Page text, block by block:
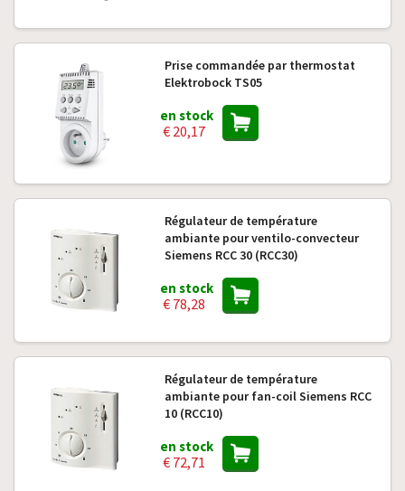
Prise commandée par thermostat
Elektrobock TS05
en stock
€ 20,17
Régulateur de température
ambiante pour ventilo-convecteur
Siemens RCC 30 (RCC30)
en stock
€ 78,28
Régulateur de température
ambiante pour fan-coil Siemens RCC
10 (RCC10)
en stock
€ 72,71